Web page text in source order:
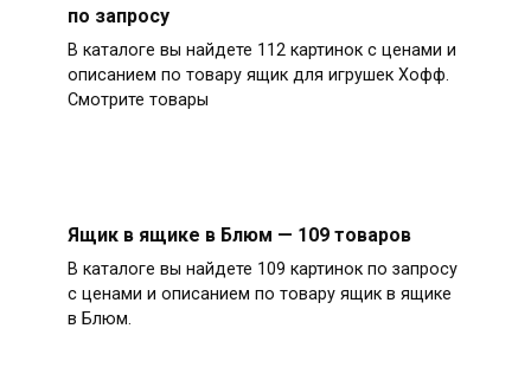
по запросу
В каталоге вы найдете 112 картинок с ценами и
описанием по товару ящик для игрушек Хофф.
Смотрите товары
Ящик в ящике в Блюм — 109 товаров
В каталоге вы найдете 109 картинок по запросу
с ценами и описанием по товару ящик в ящике
в Блюм.